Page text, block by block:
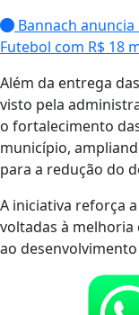
Bannach
Futebol com R$ 18
Além da entrega
visto pela
o fortalecimento
município,
para a redução do
A iniciativa reforça
voltadas à melhoria
ao